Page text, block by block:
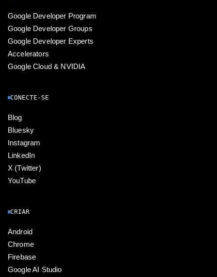
Google Developer Program
Google Developer Groups
Google Developer Experts
Accelerators
Google Cloud & NVIDIA
CONECTE-SE
Blog
Bluesky
Instagram
LinkedIn
X (Twitter)
YouTube
CRIAR
Android
Chrome
Firebase
Google AI Studio